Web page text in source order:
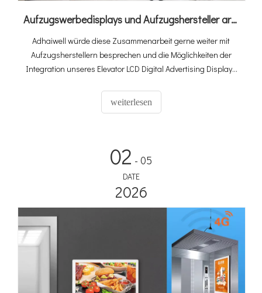
Aufzugswerbedisplays und Aufzugshersteller arbeiten zusammen, um Werbemedien zu revolutionieren
Adhaiwell würde diese Zusammenarbeit gerne weiter mit
Aufzugsherstellern besprechen und die Möglichkeiten der
Integration unseres Elevator LCD Digital Advertising Displays
Partnerschaft für beide Unternehmen große Vorteile bringen
kann.
weiterlesen
02 - 05
DATE
2026